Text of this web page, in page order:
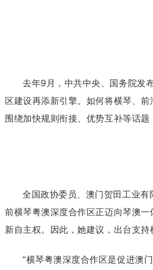
去年9月，中共中央、国务院发
区建设再添新引擎。如何将横琴、
围绕加快规则衔接、优势互补等话
全国政协委员、澳门贺田工业
前横琴粤澳深度合作区正迈向琴澳
新自主权。因此，她建议，出台支
“横琴粤澳深度合作区是促进澳